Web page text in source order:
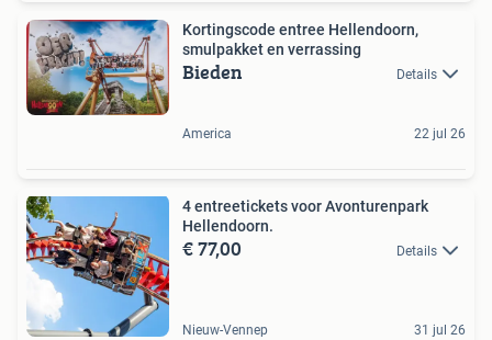
Kortingscode entree Hellendoorn,
smulpakket en verrassing
Bieden Details
America 22 jul 26
4 entreetickets voor Avonturenpark
Hellendoorn.
€ 77,00 Details
Nieuw-Vennep 31 jul 26